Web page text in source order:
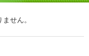
せん。